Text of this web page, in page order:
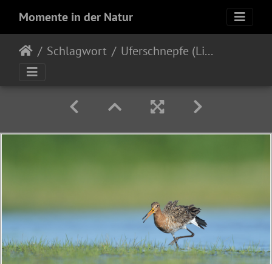
Momente in der Natur
Schlagwort Uferschnepfe (Limosa limosa)